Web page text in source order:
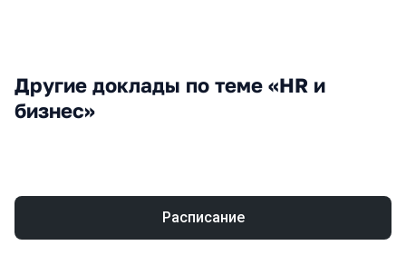
Другие доклады по теме «HR и
бизнес»
Расписание